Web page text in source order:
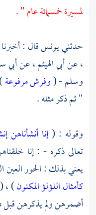
لمسيرة خمسمائة عام " .
حدثنييونسقال : أخبرنا
، عنأبي الهيثم، عنأبي
وسلم - (وفرش مرفوعة
" ثم ذكر مثله .
وقوله : (إنا أنشأناهن
تعالى ذكره - : إنا
يعني بذلك : الحور العين
كأمثال اللؤلؤ المكنون)
أضمرهن ولم يذكرهن